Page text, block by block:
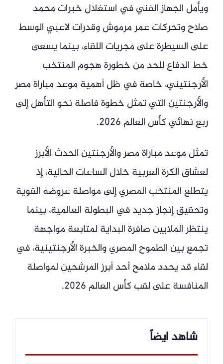
ويأمل الجهاز الفني في استغلال خبرات محمد
صلاح وتحركات عمر مرموش وقدرات لاعبي الوسط
على السيطرة على مجريات اللقاء، بينما يسعى
خط الدفاع للحد من خطورة هجوم المنتخب
الأرجنتيني، خاصة في ظل أهمية موعد مباراة مصر
والأرجنتين التي تمثل خطوة فاصلة نحو التأهل إلى
ربع نهائي كأس العالم 2026.
تمثل موعد مباراة مصر والأرجنتين الحدث الأبرز
لعشاق الكرة العربية خلال الساعات الحالية، إذ
يتطلع المنتخب المصري إلى مواصلة عروضه القوية
وتحقيق إنجاز جديد في البطولة العالمية، بينما
ينتظر الملايين صافرة البداية لمتابعة مواجهة
تجمع بين الطموح المصري والخبرة الأرجنتينية، في
لقاء قد يحدد ملامح أحد أبرز المرشحين لمواصلة
المنافسة على لقب كأس العالم 2026.
شاهد ايضاً